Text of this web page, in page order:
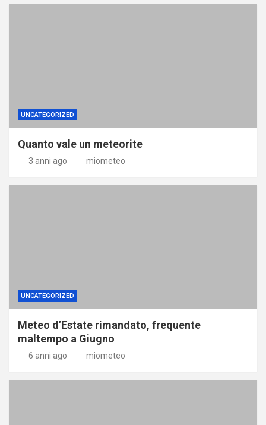
UNCATEGORIZED
Quanto vale un meteorite
3 anni ago miometeo
UNCATEGORIZED
Meteo d’Estate rimandato, frequente
maltempo a Giugno
6 anni ago miometeo